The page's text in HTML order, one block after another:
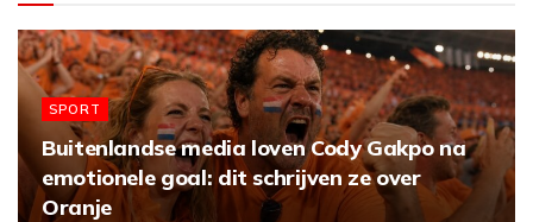
SPORT
Buitenlandse media loven Cody Gakpo na
emotionele goal: dit schrijven ze over
Oranje